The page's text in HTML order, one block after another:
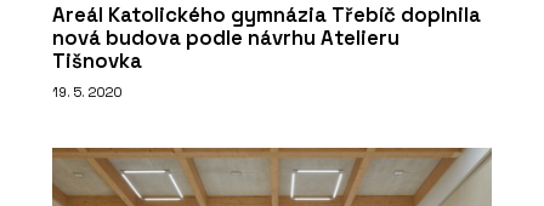
Areál Katolického gymnázia Třebíč doplnila
nová budova podle návrhu Atelieru
Tišnovka
19. 5. 2020